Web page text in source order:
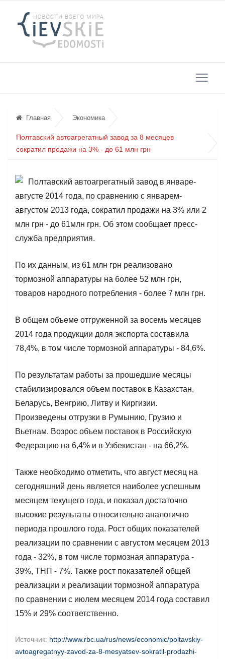
Главная Экономика
Полтавский автоагрегатный завод за 8 месяцев
сократил продажи на 3% - до 61 млн грн
Полтавский автоагрегатный завод в январе-
августе 2014 года, по сравнению с январем-
августом 2013 года, сократил продажи на 3% или 2
млн грн - до 61млн грн. Об этом сообщает пресс-
служба предприятия.
По их данным, из 61 млн грн реализовано
тормозной аппаратуры на более 52 млн грн,
товаров народного потребления - более 7 млн грн.
В общем объеме отгруженной за восемь месяцев
2014 года продукции доля экспорта составила
78,4%, в том числе тормозной аппаратуры - 84,6%.
По результатам работы за прошедшие месяцы
стабилизировался объем поставок в Казахстан,
Беларусь, Венгрию, Литву и Киргизии.
Произведены отгрузки в Румынию, Грузию и
Вьетнам. Возрос объем поставок в Российскую
Федерацию на 6,4% и в Узбекистан - на 66,2%.
Также необходимо отметить, что август месяц на
сегодняшний день является наиболее успешным
месяцем текущего года, и показал достаточно
высокие результаты относительно аналогично
периода прошлого года. Рост общих показателей
реализации по сравнении с августом месяцем 2013
года - 32%, в том числе тормозная аппаратура -
39%, ТНП - 7%. Также рост показателей общей
реализации и реализации тормозной аппаратура
по сравнении с июлем месяцем 2014 года составил
15% и 29% соответственно.
Источник: http://www.rbc.ua/rus/news/economic/poltavskiy-
avtoagregatnyy-zavod-za-8-mesyatsev-sokratil-prodazhi-